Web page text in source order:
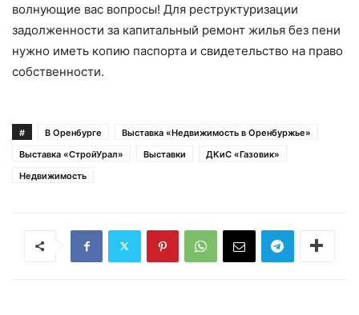
волнующие вас вопросы! Для реструктуризации
задолженности за капитальный ремонт жилья без пени
нужно иметь копию паспорта и свидетельство на право
собственности.
# В Оренбурге
Выставка «Недвижимость в Оренбуржье»
Выставка «СтройУрал»
Выставки
ДКиС «Газовик»
Недвижимость